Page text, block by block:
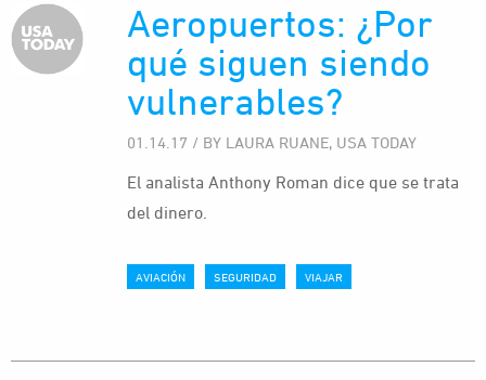
Aeropuertos: ¿Por
qué siguen siendo
vulnerables?
01.14.17 / BY LAURA RUANE, USA TODAY
El analista Anthony Roman dice que se trata
del dinero.
AVIACIÓN SEGURIDAD VIAJAR